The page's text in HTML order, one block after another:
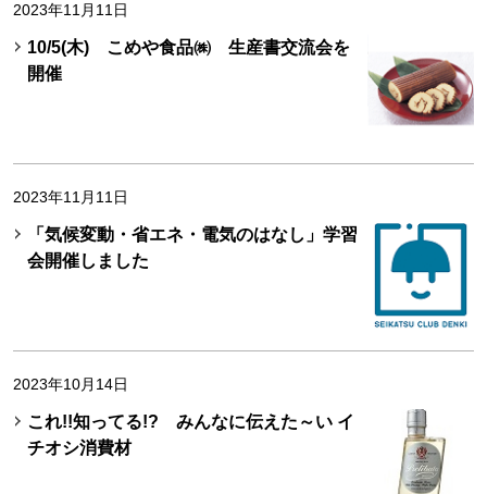
2023年11月11日
10/5(木) こめや食品㈱ 生産書交流会を
開催
2023年11月11日
「気候変動・省エネ・電気のはなし」学習
会開催しました
2023年10月14日
これ!!知ってる!? みんなに伝えた～い イ
チオシ消費材